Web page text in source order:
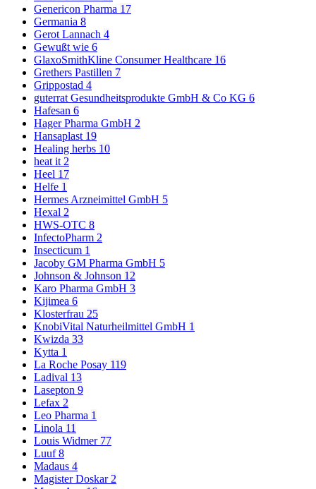
Genericon Pharma 17
Germania 8
Gerot Lannach 4
Gewußt wie 6
GlaxoSmithKline Consumer Healthcare 16
Grethers Pastillen 7
Grippostad 4
guterrat Gesundheitsprodukte GmbH & Co KG 6
Hafesan 6
Hager Pharma GmbH 2
Hansaplast 19
Healing herbs 10
heat it 2
Heel 17
Helfe 1
Hermes Arzneimittel GmbH 5
Hexal 2
HWS-OTC 8
InfectoPharm 2
Insecticum 1
Jacoby GM Pharma GmbH 5
Johnson & Johnson 12
Karo Pharma GmbH 3
Kijimea 6
Klosterfrau 25
KnobiVital Naturheilmittel GmbH 1
Kwizda 33
Kytta 1
La Roche Posay 119
Ladival 13
Lasepton 9
Lefax 2
Leo Pharma 1
Linola 11
Louis Widmer 77
Luuf8
Madaus 4
Magister Doskar 2